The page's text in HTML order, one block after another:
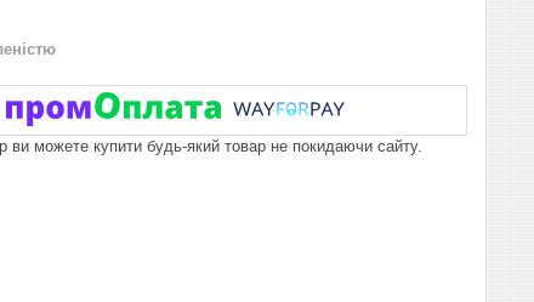
ви можете купити будь-який товар не покидаючи сайту.